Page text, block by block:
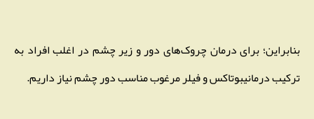
بنابراین؛ برای درمان چروک‌های دور و زیر چشم در اغلب افراد به
ترکیب درمانیبوتاکس و فیلر مرغوب مناسب دور چشم نیاز داریم.